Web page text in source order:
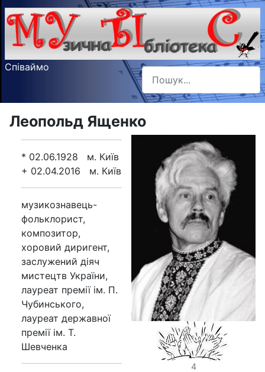
Співаймо Пошук
Type 2 or more characters
Леопольд Ященко
4
* 02.06.1928 м. Київ
+ 02.04.2016 м. Київ
музикознавець-
фольклорист,
композитор,
хоровий диригент,
заслужений діяч
мистецтв України,
лауреат премії ім. П.
Чубинського,
лауреат державної
премії ім. Т.
Шевченка